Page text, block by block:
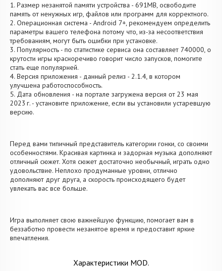
1. Размер незанятой памяти устройства - 691MB, освободите
память от ненужных игр, файлов или программ для корректного.
2. Операционная система - Android 7+, рекомендуем определить
параметры вашего телефона потому что, из-за несоответствия
требованиям, могут быть ошибки при установке.
3. Популярность - по статистике сервиса она составляет 740000, о
крутости игры красноречиво говорит число запусков, помогите
стать еще популярней.
4. Версия приложения - данный релиз - 2.1.4, в котором
улучшена работоспособность.
5. Дата обновления - на портале загружена версия от 23 мая
2023 г. - установите приложение, если вы установили устаревшую
версию.
Перед вами типичный представитель категории гонки, со своими
особенностями. Красивая картинка и задорная музыка дополняют
отличный сюжет. Хотя сюжет достаточно необычный, играть одно
удовольствие. Неплохо продуманные уровни, отлично
дополняют друг друга, а скорость происходящего будет
увлекать вас все больше.
Игра выполняет свою важнейшую функцию, помогает вам в
беззаботно провести незанятое время и предоставит яркие
впечатления.
Характеристики MOD.